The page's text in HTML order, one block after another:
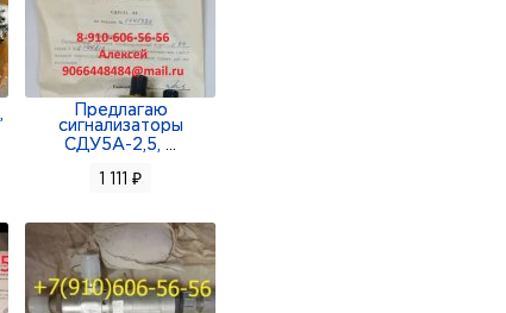
Предлагаю
сигнализаторы
СДУ5А-2,5,
1 111 ₽